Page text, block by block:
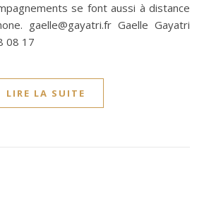
se font aussi à distance
gaelle@gayatri.fr Gaelle Gayatri
08 17
LIRE LA SUITE